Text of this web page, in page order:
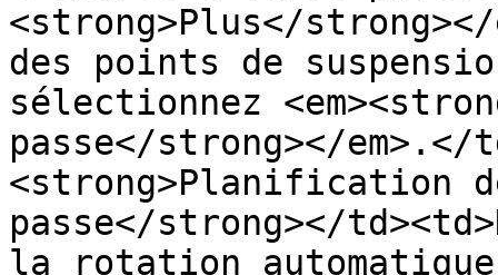
<strong>Plus</
des points de
sélectionnez
passe</strong></
<strong>Planification
passe</strong></
la rotation